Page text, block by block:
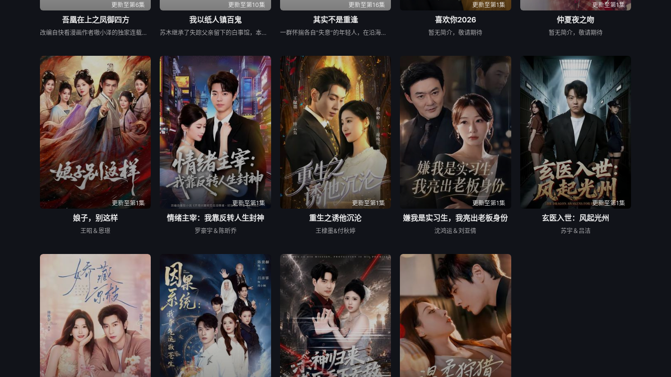
更新至第6集
吾凰在上之凤御四方
改编自快看漫画作者嗷小泽的独家连载漫画《吾凰在上》。 现代少女奚圆（姜贞羽 饰）因意外踏入玄机界，继而卷入虎云国内乱的漩涡，身陷重重危机，而在一次次险象环生中，奚圆的真实身份逐渐浮出水面，她体内的凤凰神力也在机缘巧合下被激发觉醒。肩负整个玄机界安危的奚圆将个人的生死抛之脑后挺身而出，勇敢地向至高的神律挑战，并最终凭借自身的聪慧与坚韧守护了玄机界的苍生。
更新至第10集
我以纸人镇百鬼
苏木继承了失踪父亲留下的白事馆，本想低调扎纸维生，却因一具流血的新娘纸人卷入了一场跨越十年的惊天阴谋。这纸人身上，竟贴着父亲消失前的绝命符箓。为了寻找父亲，苏木手持家传罗盘，独闯古镇鬼婚宴，掌扇招魂神棍。深陷租界纸域大楼，反杀吸血资本家。最终踏入生人勿近的封门村，揭开百人活尸背后的血泪冤案。随着三块罗盘碎片合一，当年的背叛者，父亲的结拜兄弟王叔现身夺宝。王叔布下万怨噬魂阵，欲将苏木炼成杀戮傀儡。生死关头，苏木觉醒苏家至高血脉，融合父亲残魂，引九霄神雷荡平邪祟。你以为苏家扎的是纸，不，扎的是这世间的公道。从此，苏木手持罗盘，行走阴阳，开启了一段热血又诡异的捉鬼传奇。
更新至第16集
其实不是重逢
一群怀揣各自“失意”的年轻人，在沿海小城南安相遇相知，他们决心各展所长创办旅行社。他们以当地的特色人文与美食为引，用真诚与创意打动游客。尽管在创业路上笑料百出，但他们也渐渐褪去青涩，逐渐打响“成功旅行社”的品牌。从“冤家”互怼到甜蜜携手，“成功小分队”不仅在南安扎根了事业，更收获了惺惺相惜的友情与双向奔赴的爱情。
更新至第1集
喜欢你2026
暂无简介，敬请期待
更新至第1集
仲夏夜之吻
暂无简介，敬请期待
更新至第1集
娘子，别这样
王昭＆恩璟
更新至第1集
情绪主宰：我靠反转人生封神
罗豪宇＆陈昕乔
更新至第1集
重生之诱他沉沦
王棣墨&付秋婷
更新至第1集
嫌我是实习生，我亮出老板身份
沈鸿运＆刘亚倩
更新至第1集
玄医入世：风起光州
苏宇＆吕洁